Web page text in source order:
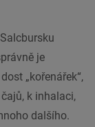
je
„kořenářek“,
k inhalaci,
dalšího.